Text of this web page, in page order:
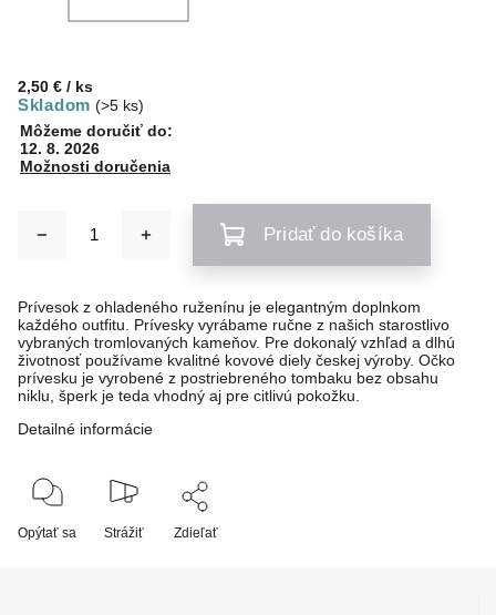
2,50 € / ks
Skladom (>5 ks)
Môžeme doručiť do:
12. 8. 2026
Možnosti doručenia
Pridať do košíka
Prívesok z ohladeného ruženínu je elegantným doplnkom
každého outfitu. Prívesky vyrábame ručne z našich starostlivo
vybraných tromlovaných kameňov. Pre dokonalý vzhľad a dlhú
životnosť používame kvalitné kovové diely českej výroby. Očko
prívesku je vyrobené z postriebreného tombaku bez obsahu
niklu, šperk je teda vhodný aj pre citlivú pokožku.
Detailné informácie
Opýtať sa Strážiť Zdieľať